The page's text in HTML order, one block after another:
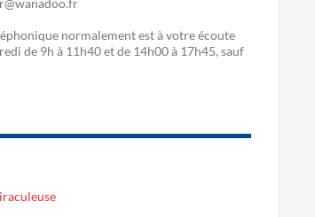
normalement est à votre écoute
de 9h à 11h40 et de 14h00 à 17h45, sauf